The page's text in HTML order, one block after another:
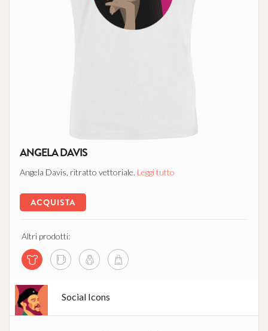
ANGELA DAVIS
Angela Davis, ritratto vettoriale. Leggi tutto
ACQUISTA
Altri prodotti:
Social Icons